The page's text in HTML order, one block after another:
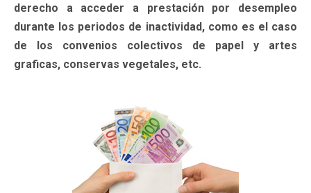
derecho a acceder a prestación por desempleo
durante los periodos de inactividad, como es el caso
de los convenios colectivos de papel y artes
graficas, conservas vegetales, etc.